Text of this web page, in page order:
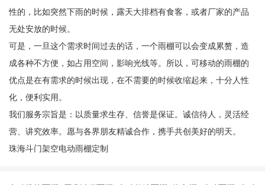
性的，比如突然下雨的时候，露天大排档有食客，或者厂家的产品
无处安放的时候。
可是，一旦这个需求时间过去的话，一个雨棚可以会变成累赘，造
成各种不方便，如占用空间，影响光线等。所以，可移动的雨棚的
优点是在有需求的时候出现，在不需要的时候收缩起来，十分人性
化，便利实用。
我们服务宗旨是：以质量求生存、信誉是保证。诚信待人，灵活经
营、讲究效率。愿与各界朋友精诚合作，携手共创美好的明天。
珠海斗门架空电动雨棚定制